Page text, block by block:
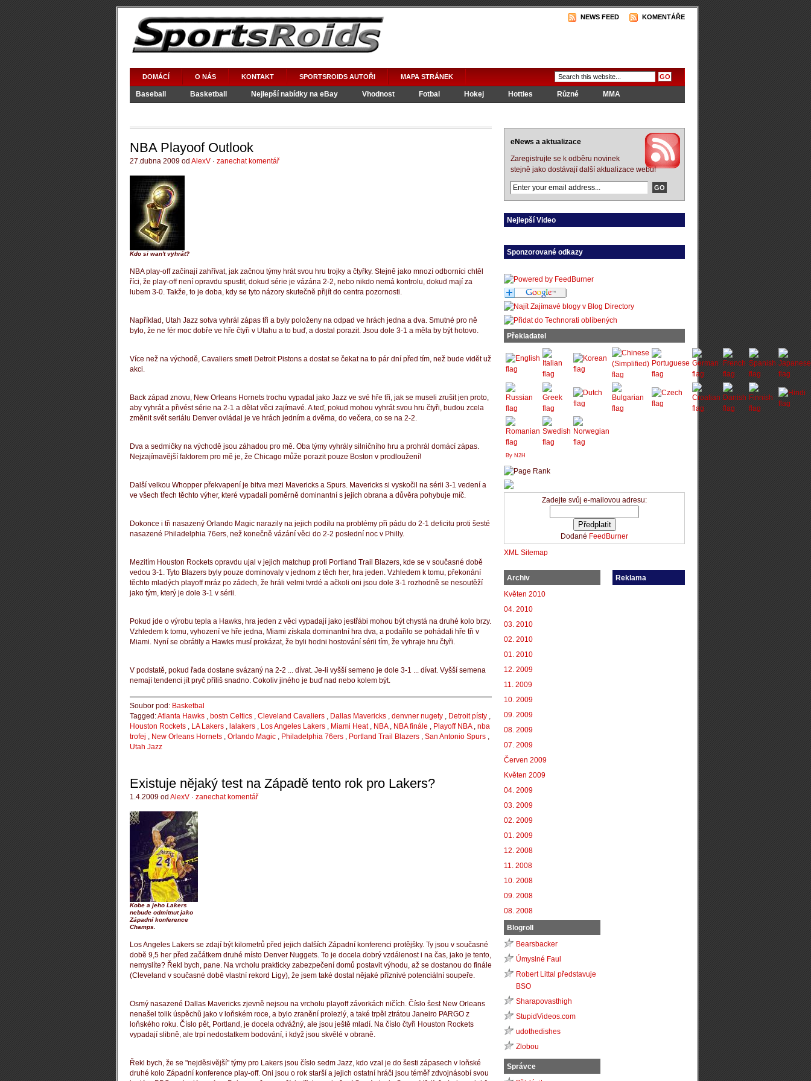
NEWS FEED KOMENTÁŘE
DOMÁCÍ O NÁS KONTAKT SPORTSROIDS AUTOŘI MAPA STRÁNEK
Baseball Basketball Nejlepší nabídky na eBay Vhodnost Fotbal Hokej Hotties Různé
MMA
NBA Playoof Outlook
27.dubna 2009 od AlexV · zanechat komentář
Kdo si wan't vyhrát?
NBA play-off začínají zahřívat, jak začnou týmy hrát svou hru trojky a čtyřky. Stejně jako mnozí odborníci chtěl
říci, že play-off není opravdu spustit, dokud série je vázána 2-2, nebo nikdo nemá kontrolu, dokud mají za
lubem 3-0. Takže, to je doba, kdy se tyto názory skutečně přijít do centra pozornosti.
Například, Utah Jazz sotva vyhrál zápas tři a byly položeny na odpad ve hrách jedna a dva. Smutné pro ně
bylo, že ne fér moc dobře ve hře čtyři v Utahu a to buď, a dostal porazit. Jsou dole 3-1 a měla by být hotovo.
Více než na východě, Cavaliers smetl Detroit Pistons a dostat se čekat na to pár dní před tím, než bude vidět už
akci.
Back západ znovu, New Orleans Hornets trochu vypadal jako Jazz ve své hře tři, jak se museli zrušit jen proto,
aby vyhrát a přivést série na 2-1 a dělat věci zajímavé.A teď, pokud mohou vyhrát svou hru čtyři, budou zcela
změnit svět seriálu Denver ovládal je ve hrách jedním a dvěma, do večera, co se na 2-2.
Dva a sedmičky na východě jsou záhadou pro mě. Oba týmy vyhrály silničního hru a prohrál domácí zápas.
Nejzajímavější faktorem pro mě je, že Chicago může porazit pouze Boston v prodloužení!
Další velkou Whopper překvapení je bitva mezi Mavericks a Spurs. Mavericks si vyskočil na sérii 3-1 vedení a
ve všech třech těchto výher, které vypadali poměrně dominantní s jejich obrana a důvěra pohybuje míč.
Dokonce i tři nasazený Orlando Magic narazily na jejich podílu na problémy při pádu do 2-1 deficitu proti šesté
nasazené Philadelphia 76ers, než konečně vázání věci do 2-2 poslední noc v Philly.
Mezitím Houston Rockets opravdu ujal v jejich matchup proti Portland Trail Blazers, kde se v současné době
vedou 3-1. Tyto Blazers byly pouze dominovaly v jednom z těch her, hra jeden. Vzhledem k tomu, překonání
těchto mladých playoff mráz po zádech, že hráli velmi tvrdé a ačkoli oni jsou dole 3-1 rozhodně se nesoutěží
jako tým, který je dole 3-1 v sérii.
Pokud jde o výrobu tepla a Hawks, hra jeden z věci vypadají jako jestřábi mohou být chystá na druhé kolo brzy.
Vzhledem k tomu, vyhození ve hře jedna, Miami získala dominantní hra dva, a podařilo se pohádali hře tři v
Miami. Nyní se obrátily a Hawks musí prokázat, že byli hodni hostování sérii tím, že vyhraje hru čtyři.
V podstatě, pokud řada dostane svázaný na 2-2 ... dívat. Je-li vyšší semeno je dole 3-1 ... dívat. Vyšší semena
nemají tendenci jít pryč příliš snadno. Cokoliv jiného je buď nad nebo kolem být.
Soubor pod: Basketbal
Tagged:Atlanta Hawks , bostn Celtics , Cleveland Cavaliers , Dallas Mavericks , denvner nugety , Detroit písty ,
Houston Rockets , LA Lakers , lalakers , Los Angeles Lakers , Miami Heat, NBA, NBA finále , Playoff NBA, nba
trofej , New Orleans Hornets , Orlando Magic , Philadelphia 76ers , Portland Trail Blazers , San Antonio Spurs ,
Utah Jazz
Existuje nějaký test na Západě tento rok pro Lakers?
1.4.2009 od AlexV · zanechat komentář
Kobe a jeho Lakers
nebude odmítnut jako
Západní konference
Champs.
Los Angeles Lakers se zdají být kilometrů před jejich dalších Západní konferenci protějšky. Ty jsou v současné
době 9,5 her před začátkem druhé místo Denver Nuggets. To je docela dobrý vzdálenost i na čas, jako je tento,
nemyslíte? Řekl bych, pane. Na vrcholu prakticky zabezpečení domů postavit výhodu, až se dostanou do finále
(Cleveland v současné době vlastní rekord Ligy), že jsem také dostal nějaké příznivé potenciální soupeře.
Osmý nasazené Dallas Mavericks zjevně nejsou na vrcholu playoff závorkách ničích. Číslo šest New Orleans
nenašel tolik úspěchů jako v loňském roce, a bylo zranění prolezlý, a také trpěl ztrátou Janeiro PARGO z
loňského roku. Číslo pět, Portland, je docela odvážný, ale jsou ještě mladí. Na číslo čtyři Houston Rockets
vypadají slibně, ale trpí nedostatkem bodování, i když jsou skvělé v obraně.
Řekl bych, že se "nejděsivější" týmy pro Lakers jsou číslo sedm Jazz, kdo vzal je do šesti zápasech v loňské
druhé kolo Západní konference play-off. Oni jsou o rok starší a jejich ostatní hráči jsou téměř zdvojnásobí svou
eNews a aktualizace
Zaregistrujte se k odběru novinek
stejně jako dostávají další aktualizace webu!
Nejlepší Video
Sponzorované odkazy
Překladatel
By N2H
Zadejte svůj e-mailovou adresu:
Dodané FeedBurner
XML Sitemap
Archiv
Květen 2010
04. 2010
03. 2010
02. 2010
01. 2010
12. 2009
11. 2009
10. 2009
09. 2009
08. 2009
07. 2009
Červen 2009
Květen 2009
04. 2009
03. 2009
02. 2009
01. 2009
12. 2008
11. 2008
10. 2008
09. 2008
08. 2008
Blogroll
Bearsbacker
Úmyslné Faul
Robert Littal představuje
BSO
Sharapovasthigh
StupidVideos.com
udothedishes
Zlobou
Správce
Reklama